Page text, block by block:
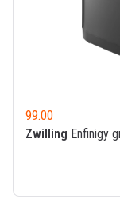
99.00
Zwilling Enfinigy